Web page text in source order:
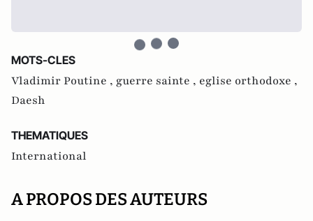
MOTS-CLES
Vladimir Poutine , guerre sainte , eglise orthodoxe ,
Daesh
THEMATIQUES
International
A PROPOS DES AUTEURS